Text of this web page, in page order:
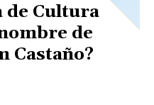
de Cultura
de
Castaño?